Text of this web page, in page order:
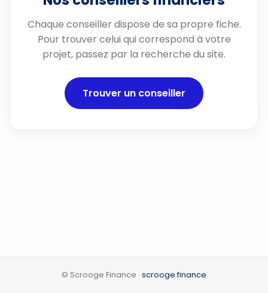
Chaque conseiller dispose de sa propre fiche.
Pour trouver celui qui correspond à votre
projet, passez par la recherche du site.
Trouver un conseiller
© Scrooge Finance · scrooge.finance